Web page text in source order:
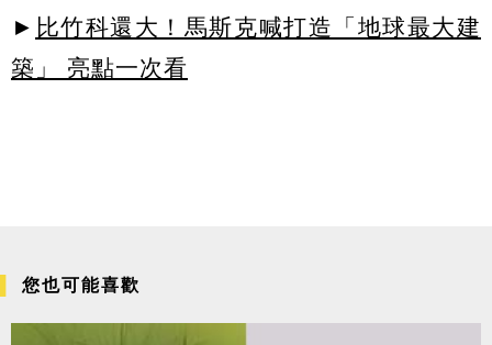
► 比竹科還大！馬斯克喊打造「地球最大建
築」 亮點一次看
您也可能喜歡